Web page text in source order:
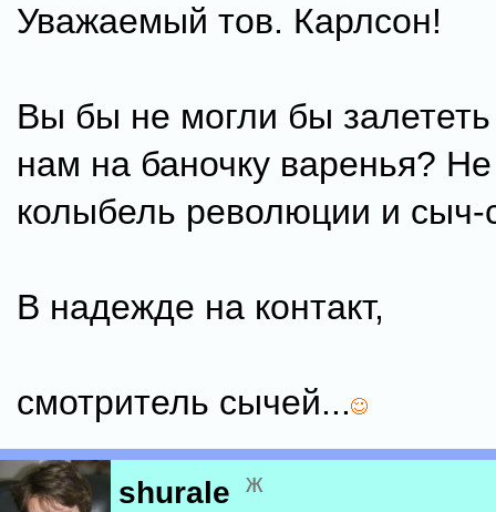
Уважаемый тов. Карлсон!
Вы бы не могли бы залететь
нам на баночку варенья?
колыбель революции и сыч-
В надежде на контакт,
смотритель сычей...
shurale ж